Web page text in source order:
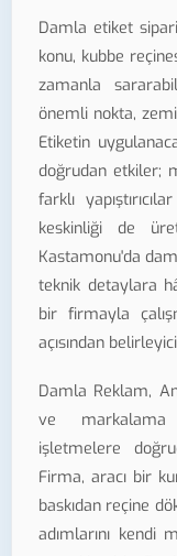
Damla etiket
konu, kubbe
zamanla
önemli nokta,
Etiketin
doğrudan etkiler;
farklı
keskinliği de
Kastamonu'da
teknik detaylara
bir firmayla
açısından
Damla Reklam,
ve markalama
işletmelere
Firma, aracı bir
baskıdan reçine
adımlarını kendi